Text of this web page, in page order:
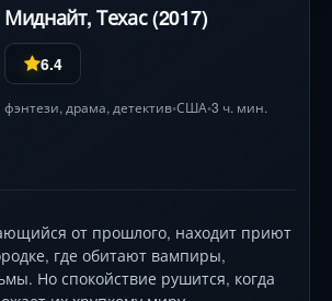
Миднайт, Техас (2017)
6.4
фэнтези, драма, детектив•США• 3 ч. мин.
от прошлого, находит приют
где обитают вампиры,
Но спокойствие рушится, когда